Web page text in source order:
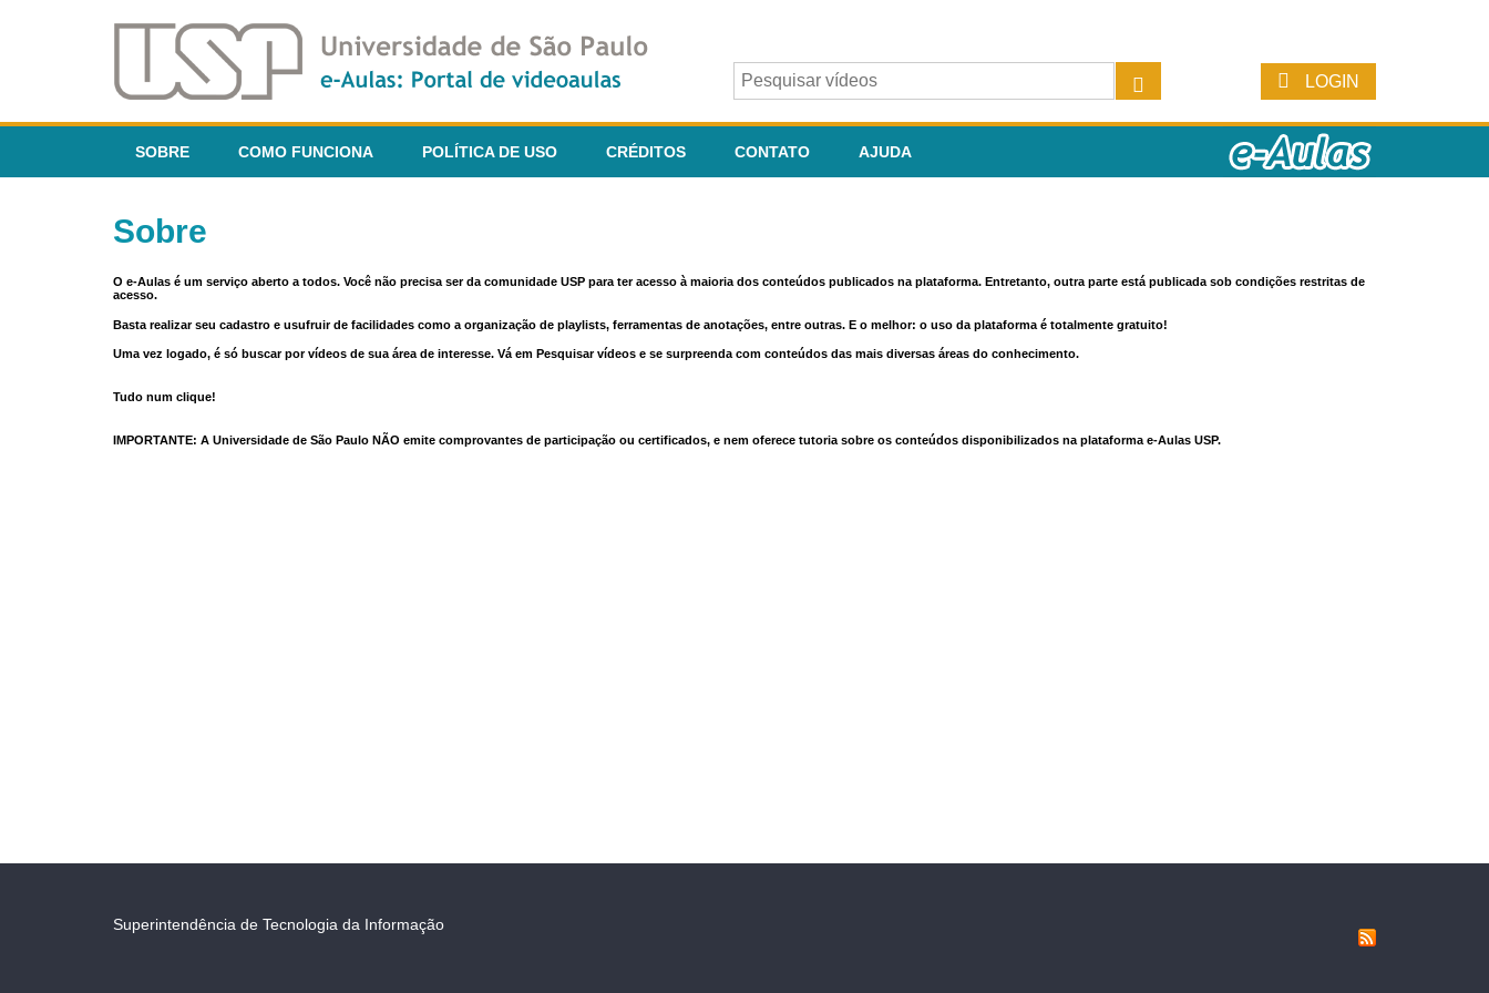
LOGIN
SOBRE COMO FUNCIONA POLÍTICA DE USO CRÉDITOS CONTATO AJUDA
Sobre
O e-Aulas é um serviço aberto a todos. Você não precisa ser da comunidade USP para ter acesso à maioria dos conteúdos publicados na plataforma. Entretanto, outra parte está publicada sob condições restritas de
acesso.
Basta realizar seu cadastro e usufruir de facilidades como a organização de playlists, ferramentas de anotações, entre outras. E o melhor: o uso da plataforma é totalmente gratuito!
Uma vez logado, é só buscar por vídeos de sua área de interesse. Vá em Pesquisar vídeos e se surpreenda com conteúdos das mais diversas áreas do conhecimento.
Tudo num clique!
IMPORTANTE: A Universidade de São Paulo NÃO emite comprovantes de participação ou certificados, e nem oferece tutoria sobre os conteúdos disponibilizados na plataforma e-Aulas USP.
Superintendência de Tecnologia da Informação